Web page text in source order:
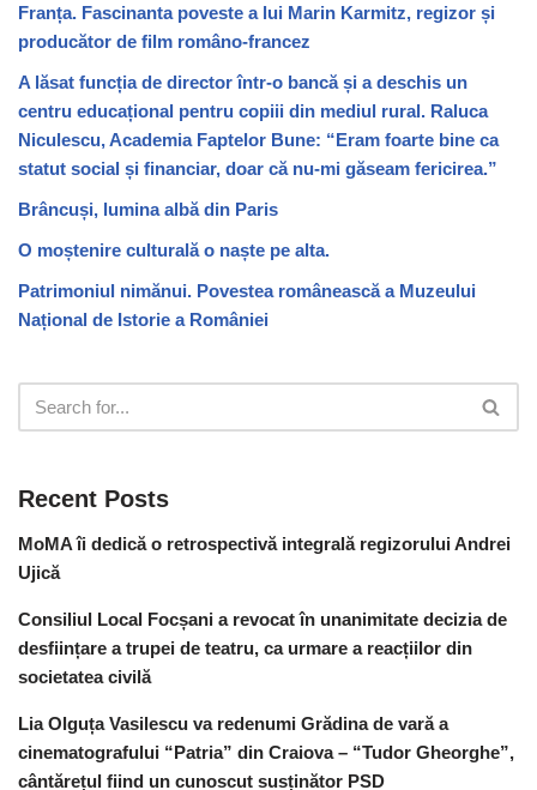
Franța. Fascinanta poveste a lui Marin Karmitz, regizor și
producător de film româno-francez
A lăsat funcția de director într-o bancă și a deschis un
centru educațional pentru copiii din mediul rural. Raluca
Niculescu, Academia Faptelor Bune: “Eram foarte bine ca
statut social și financiar, doar că nu-mi găseam fericirea.”
Brâncuși, lumina albă din Paris
O moștenire culturală o naște pe alta.
Patrimoniul nimănui. Povestea românească a Muzeului
Național de Istorie a României
Recent Posts
MoMA îi dedică o retrospectivă integrală regizorului Andrei
Ujică
Consiliul Local Focșani a revocat în unanimitate decizia de
desființare a trupei de teatru, ca urmare a reacțiilor din
societatea civilă
Lia Olguța Vasilescu va redenumi Grădina de vară a
cinematografului “Patria” din Craiova – “Tudor Gheorghe”,
cântărețul fiind un cunoscut susținător PSD